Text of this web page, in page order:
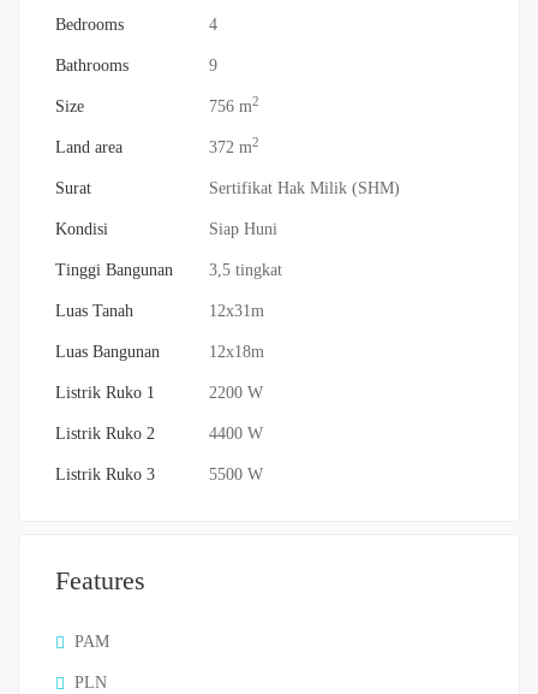
Bedrooms 4
Bathrooms 9
Size 756 m2
Land area 372 m2
Surat Sertifikat Hak Milik (SHM)
Kondisi Siap Huni
Tinggi Bangunan 3,5 tingkat
Luas Tanah 12x31m
Luas Bangunan 12x18m
Listrik Ruko 1 2200 W
Listrik Ruko 2 4400 W
Listrik Ruko 3 5500 W
Features
PAM
PLN